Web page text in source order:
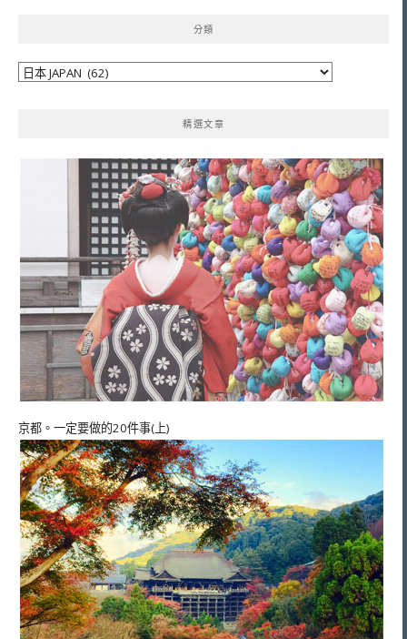
分類
分
精選文章
京都。一定要做的20件事(上)